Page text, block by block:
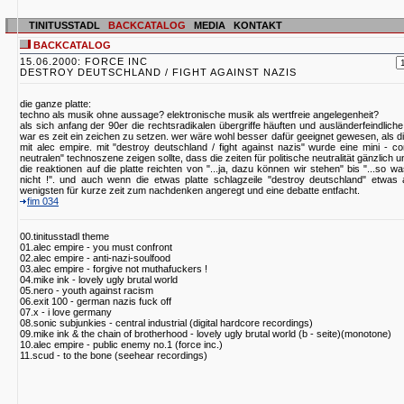
TINITUSSTADL BACKCATALOG MEDIA
KONTAKT
BACKCATALOG
15.06.2000: FORCE INC
DESTROY DEUTSCHLAND / FIGHT AGAINST NAZIS
die ganze platte:
techno als musik ohne aussage? elektronische musik als wertfreie angelegenheit?
als sich anfang der 90er die rechtsradikalen übergriffe häuften und
war es zeit ein zeichen zu setzen. wer wäre wohl besser dafür geeignet gewesen, als
mit alec empire. mit "destroy deutschland / fight against nazis" wurde eine mini -
neutralen" technoszene zeigen sollte, dass die zeiten für politische neutralität gänzlich
die reaktionen auf die platte reichten von "...ja, dazu können wir stehen" bis "...so
nicht !". und auch wenn die etwas platte schlagzeile "destroy deutschland"
wenigsten für kurze zeit zum nachdenken angeregt und eine debatte entfacht.
fim 034
00.tinitusstadl theme
01.alec empire - you must confront
02.alec empire - anti-nazi-soulfood
03.alec empire - forgive not muthafuckers !
04.mike ink - lovely ugly brutal world
05.nero - youth against racism
06.exit 100 - german nazis fuck off
07.x - i love germany
08.sonic subjunkies - central industrial (digital hardcore recordings)
09.mike ink & the chain of brotherhood - lovely ugly brutal world (b - seite)(monotone)
10.alec empire - public enemy no.1 (force inc.)
11.scud - to the bone (seehear recordings)